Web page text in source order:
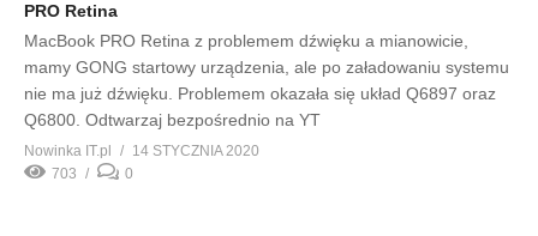
PRO Retina
MacBook PRO Retina z problemem dźwięku a mianowicie,
mamy GONG startowy urządzenia, ale po załadowaniu systemu
nie ma już dźwięku. Problemem okazała się układ Q6897 oraz
Q6800. Odtwarzaj bezpośrednio na YT
Nowinka IT.pl
14 STYCZNIA 2020
703
0